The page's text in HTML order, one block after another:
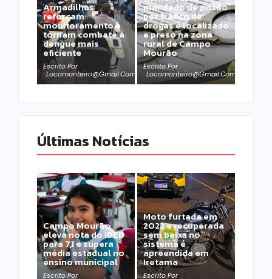
Armadilhas
reforçam
monitoramento e
tornam combate à
dengue mais
eficiente
Escrito Por
Locomonteiro@gmail.com
mandado de prisão
por tráfico de
drogas é localizado
e preso na zona
rural de Campo
Mourão
Escrito Por
Locomonteiro@gmail.com
Últimas Notícias
Campo Mourão
eleva nota do IDEB
para 7,1 e supera
média estadual no
ensino municipal
Escrito Por
Moto furtada em
2022 e recuperada
sem baixa no
sistema é
apreendida em
Iretama
Escrito Por